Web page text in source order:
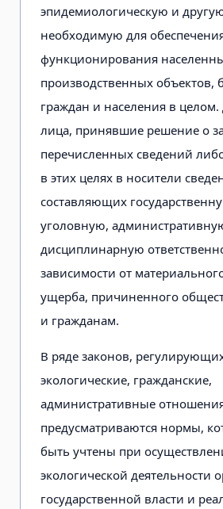
эпидемиологическую и
необходимую для
функционирования
производственных объектов,
граждан и населения в
лица, принявшие решение о
перечисленных сведений
в этих целях в носители
составляющих
уголовную,
дисциплинарную
зависимости от
ущерба, причиненного
и гражданам.
В ряде законов,
экологические, гражданские,
административные
предусматриваются нормы,
быть учтены при
экологической деятельности
государственной власти и